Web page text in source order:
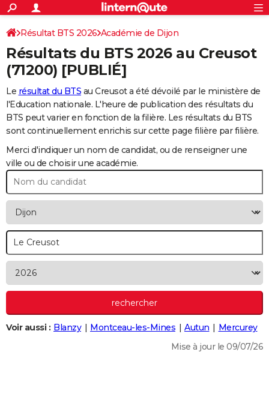
ACTUALITÉS
Politique
Société
Faits Divers
Education
Monde
Villes
+
SPORT
Coupe du monde 2026
Football
Tennis
Cyclisme
Rugby
Forum
FINANCE
Retraite
Impôts
Epargne
Immobilier
Risques naturels par ville
Banque
Assurance
Crédit
Essais
Réserver un essai
Citadines
Berlines
SUV
Forum auto
+
HIGH-TECH
Mobiles
Meilleur smartphone
Internet
Ordinateurs
Jeux vidéo
Guide high-tech
+
BRICOLAGE
Forum
Aménagement intérieur
Extérieur
Cuisine
Salle de bains
Jardinage
Rangement
WEEK-END
Guides de France
Escapades
Patrimoine
Expositions
Musées
Week-end nature
LIFESTYLE
Art de vivre
Bien-être
Loisirs
Mode
Modes de vie
+SANTE
Alimentation
Guide de la santé
Maladies
Médicaments
Sommeil
+VOYAGE
PHOTO
BONS PLANS
S'inscrire
Connexion
Résultat BTS 2026 Académie de Dijon
Résultats du BTS 2026 au Creusot
(71200) [PUBLIÉ]
Le résultat du BTS au Creusot a été dévoilé par le ministère de
l'Education nationale. L'heure de publication des résultats du
BTS peut varier en fonction de la filière. Les résultats du BTS
sont continuellement enrichis sur cette page filière par filière.
Merci d'indiquer un nom de candidat, ou de renseigner une
ville ou de choisir une académie.
Voir aussi : Blanzy Montceau-les-Mines Autun
Mercurey
Mise à jour le 09/07/26